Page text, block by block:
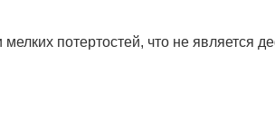
потертостей, что не является